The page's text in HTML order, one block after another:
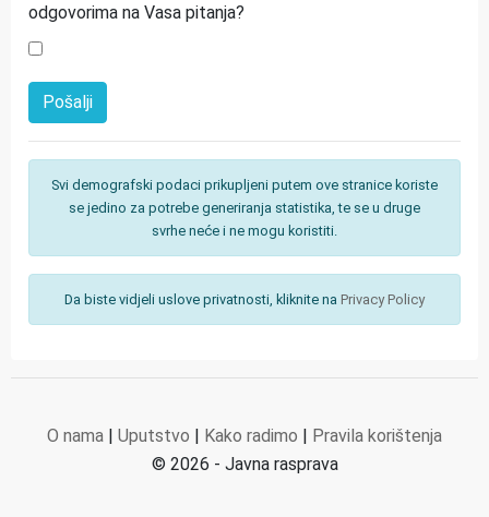
odgovorima na Vasa pitanja?
Svi demografski podaci prikupljeni putem ove stranice koriste
se jedino za potrebe generiranja statistika, te se u druge
svrhe neće i ne mogu koristiti.
Da biste vidjeli uslove privatnosti, kliknite na Privacy Policy
O nama | Uputstvo | Kako radimo | Pravila korištenja
© 2026 - Javna rasprava